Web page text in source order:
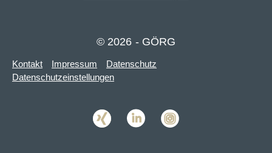
© 2026 - GÖRG
Kontakt Impressum
Datenschutz
Datenschutzeinstellungen